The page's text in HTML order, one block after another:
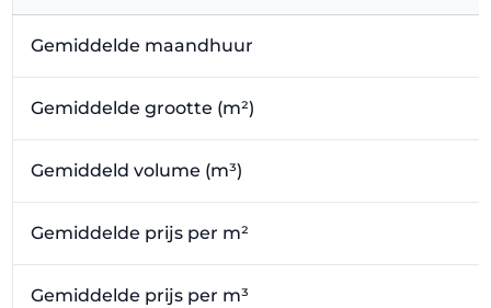
Gemiddelde maandhuur
Gemiddelde grootte (m²)
Gemiddeld volume (m³)
Gemiddelde prijs per m²
Gemiddelde prijs per m³